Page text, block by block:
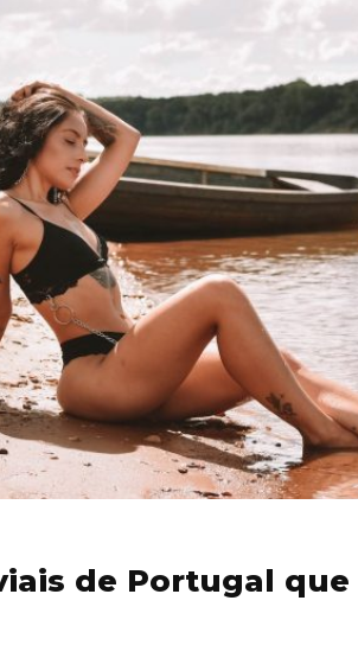
de Portugal que